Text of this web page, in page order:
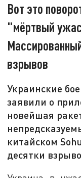
Вот это
"мёртвый
взрывов
Украинские
заявили о
новейшая
китайском
десятки